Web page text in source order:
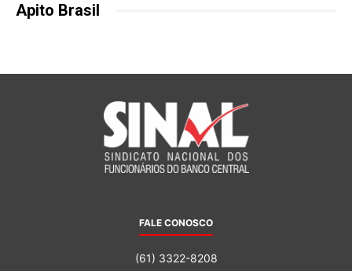
Apito Brasil
FALE CONOSCO
(61) 3322-8208